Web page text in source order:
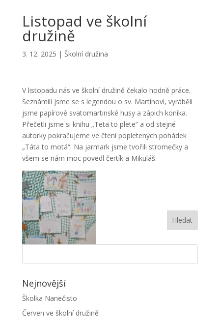
Listopad ve školní
družině
3. 12. 2025 | Školní družina
V listopadu nás ve školní družině čekalo hodně práce.
Seznámili jsme se s legendou o sv. Martinovi, vyráběli
jsme papírové svatomartinské husy a zápich koníka.
Přečetli jsme si knihu „Teta to plete“ a od stejné
autorky pokračujeme ve čtení popletených pohádek
„Táta to motá“. Na jarmark jsme tvořili stromečky a
všem se nám moc povedl čertík a Mikuláš.
Nejnovější
Školka Nanečisto
Červen ve školní družině